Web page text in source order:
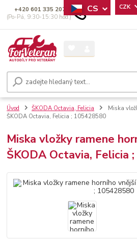
CS CZK
+420 601 335 207
(Po-Pá, 9:30-15:30 hod.)
Úvod ŠKODA Octavia, Felicia
Miska
ŠKODA Octavia, Felicia ; 105428580
Miska vložky ramene
ŠKODA Octavia, Felicia